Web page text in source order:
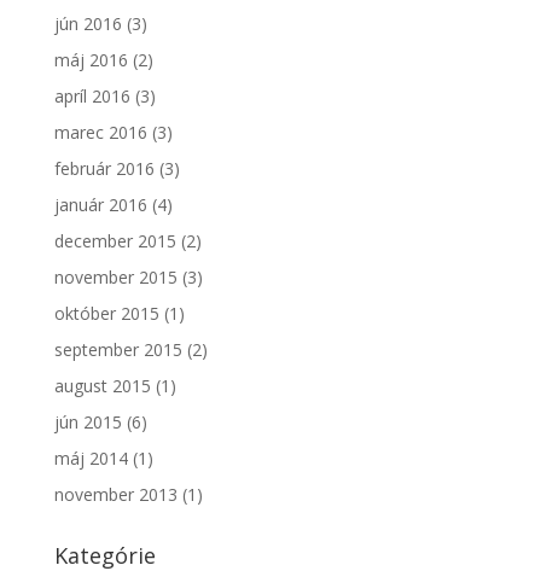
jún 2016 (3)
máj 2016 (2)
apríl 2016 (3)
marec 2016 (3)
február 2016 (3)
január 2016 (4)
december 2015 (2)
november 2015 (3)
október 2015 (1)
september 2015 (2)
august 2015 (1)
jún 2015 (6)
máj 2014(1)
november 2013 (1)
Kategórie